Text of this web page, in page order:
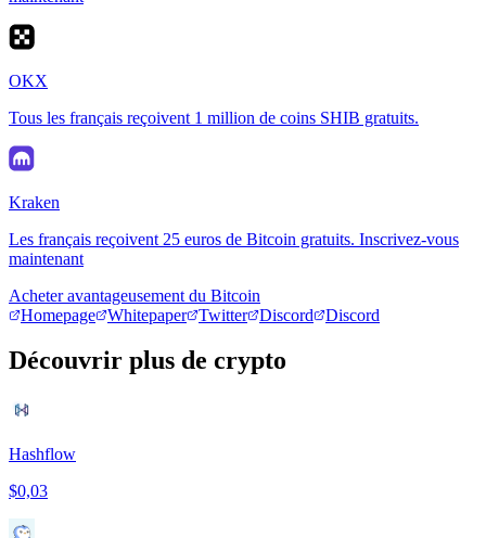
OKX
Tous les français reçoivent 1 million de coins SHIB gratuits.
Kraken
Les français reçoivent 25 euros de Bitcoin gratuits. Inscrivez-vous
maintenant
Acheter avantageusement du Bitcoin
Homepage
Whitepaper Twitter Discord Discord
Découvrir plus de crypto
Hashflow
$0,03